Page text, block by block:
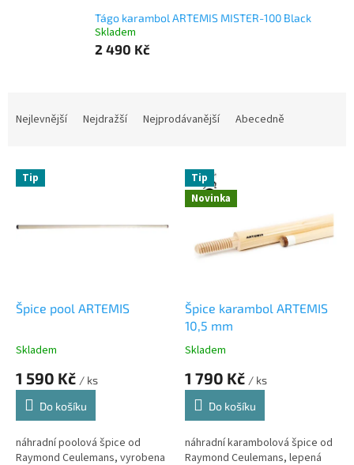
Tágo karambol ARTEMIS MISTER-100 Black
Skladem
2 490 Kč
n
Nejlevnější Nejdražší Nejprodávanější Abecedně
V Tip
Špice pool ARTEMIS
Skladem
1 590 Kč / ks
Do košíku
náhradní poolová špice od
Raymond Ceulemans, vyrobena
Tip
Novinka
Špice karambol ARTEMIS
10,5 mm
Skladem
1 790 Kč / ks
Do košíku
náhradní karambolová špice od
Raymond Ceulemans, lepená